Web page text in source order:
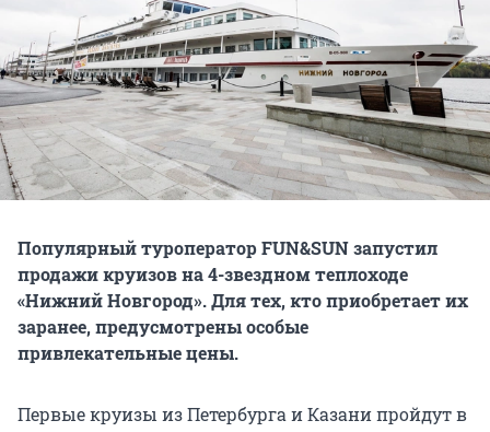
Популярный туроператор FUN&SUN запустил
продажи круизов на 4-звездном теплоходе
«Нижний Новгород». Для тех, кто приобретает их
заранее, предусмотрены особые
привлекательные цены.
Первые круизы из Петербурга и Казани пройдут в